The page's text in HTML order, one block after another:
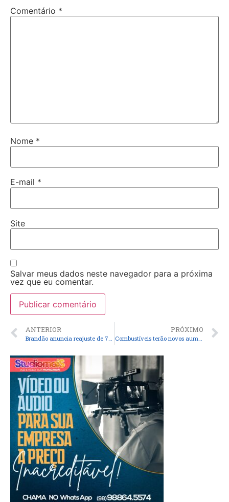
Comentário *
Nome *
E-mail *
Site
Salvar meus dados neste navegador para a próxima
vez que eu comentar.
ANTERIOR
Brandão anuncia reajuste de 7% para os professores
PRÓXIMO
Combustíveis terão novos aumentos; saiba mais